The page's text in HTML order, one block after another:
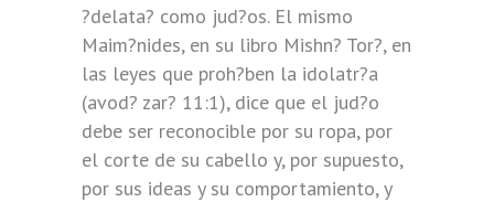
?delata? como jud?os. El mismo
Maim?nides, en su libro Mishn? Tor?, en
las leyes que proh?ben la idolatr?a
(avod? zar? 11:1), dice que el jud?o
debe ser reconocible por su ropa, por
el corte de su cabello y, por supuesto,
por sus ideas y su comportamiento, y